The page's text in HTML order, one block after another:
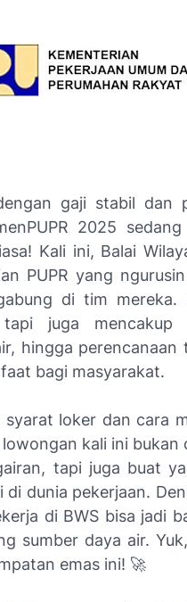
gaji stabil dan
2025
Kali ini, Balai
PUPR yang
di tim mereka.
juga mencakup
hingga
bagi masyarakat.
loker dan cara
lowongan kali ini
tapi juga buat
dunia pekerjaan.
di BWS bisa jadi
sumber daya air.
emas ini! 🚀